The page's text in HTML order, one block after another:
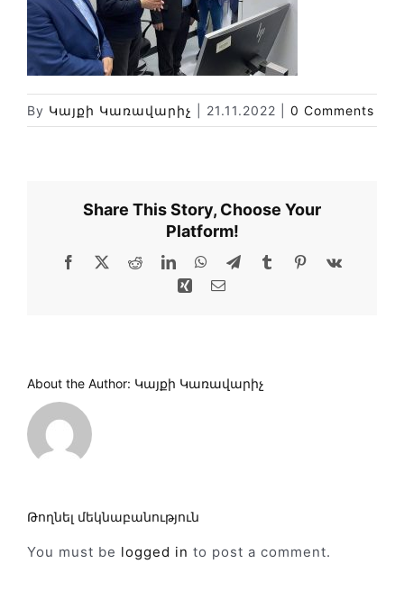
By Կայքի Կառավարիչ 21.11.2022 0 Comments
Share This Story, Choose Your
Platform!
Facebook Reddit LinkedInWhatsAppTelegram
TumblrPinterest
Xing
About the Author: Կայքի Կառավարիչ
Թողնել մեկնաբանություն
You must be logged in to post a comment.